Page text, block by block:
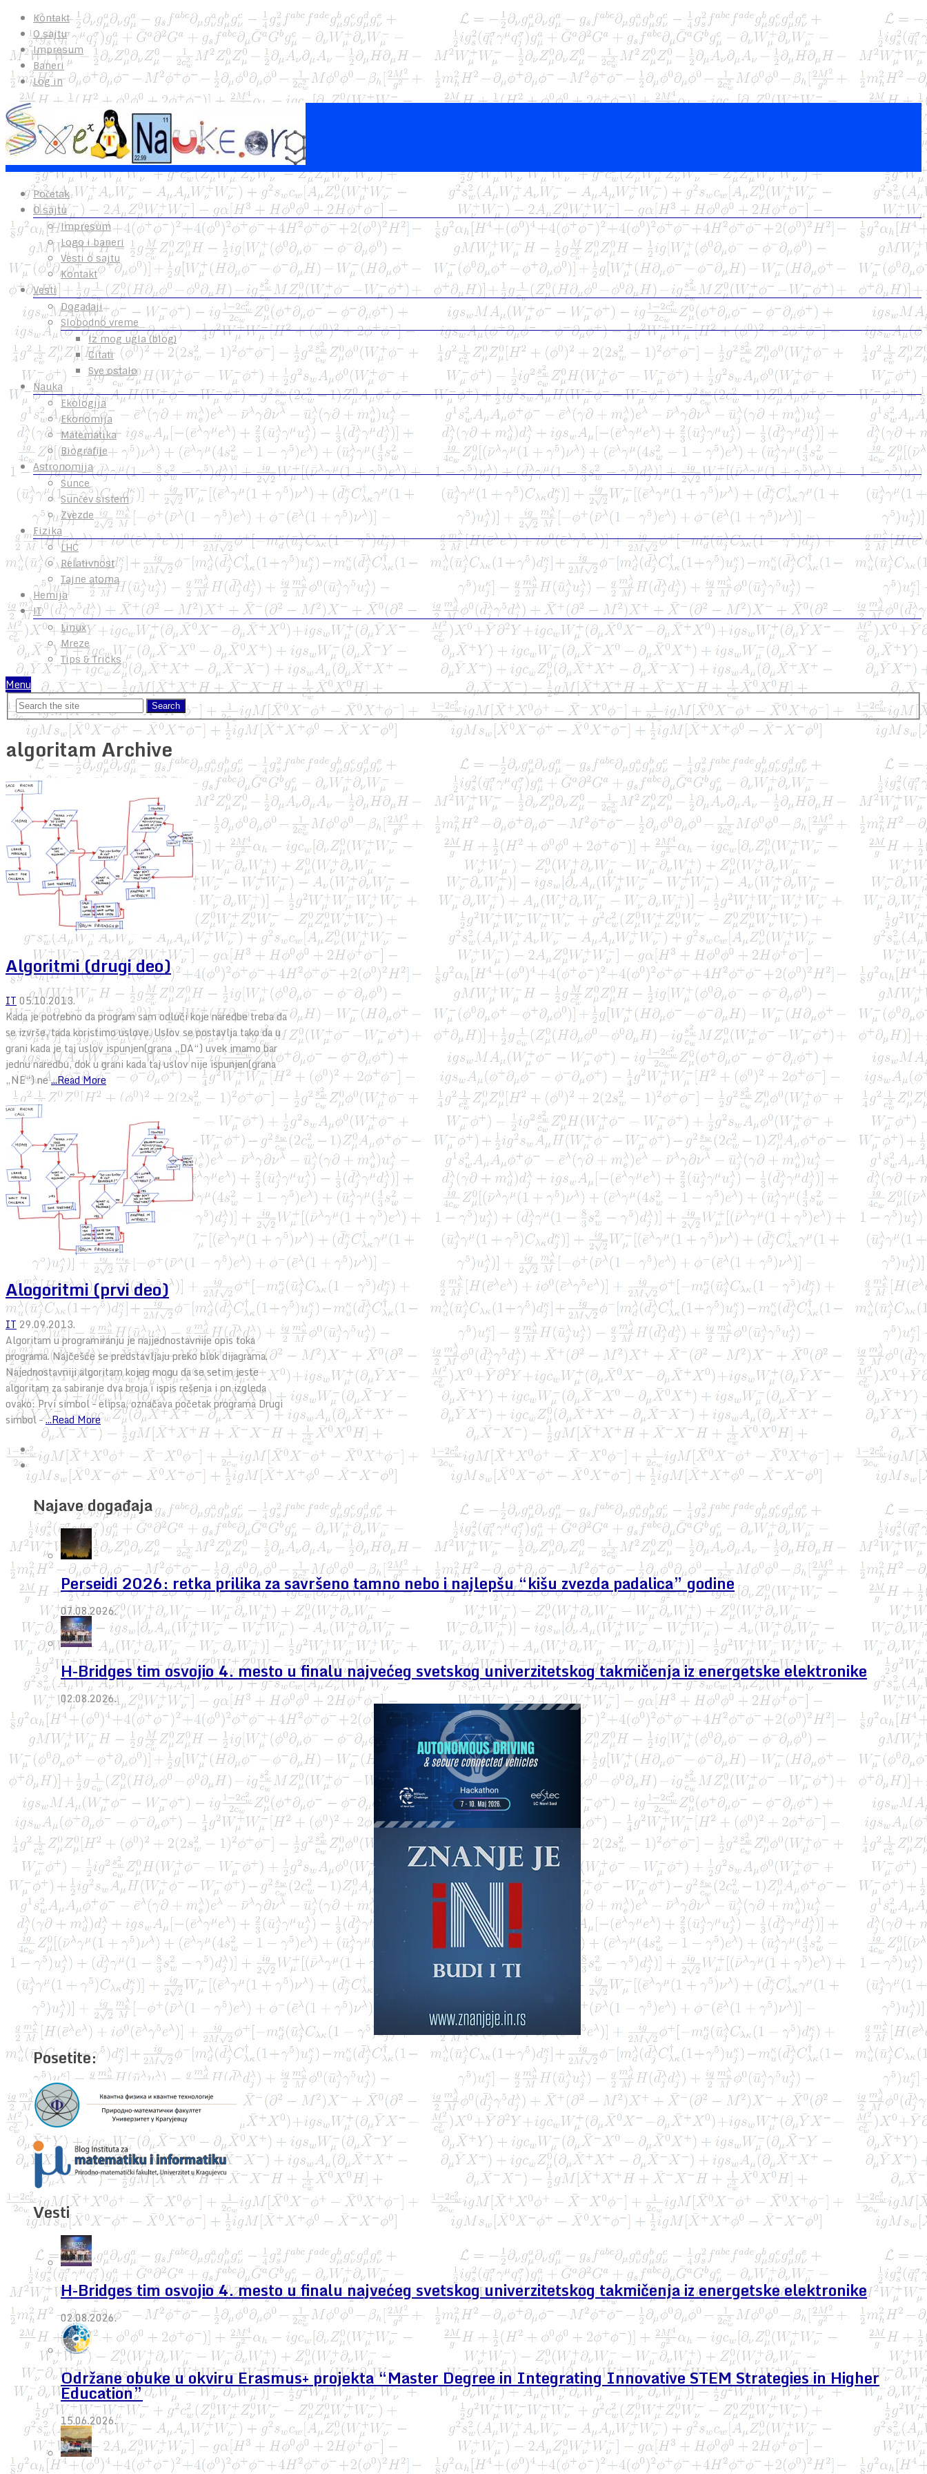
Kontakt
O sajtu
Impresum
Baneri
Log in
Početak
O sajtu
Impresum
Logo i baneri
Vesti o sajtu
Kontakt
Vesti
Događaji
Slobodno vreme
Iz mog ugla (blog)
Citati
Sve ostalo
Nauka
Ekologija
Ekonomija
Matematika
Biografije
Astronomija
Sunce
Sunčev sistem
Zvezde
Fizika
LHC
Relativnost
Tajne atoma
Hemija
IT
Linux
Mreze
Tips & Tricks
Menu
algoritam Archive
Algoritmi (drugi deo)
IT 05.10.2013.
Kada je potrebno da program sam odluči koje naredbe treba da
se izvrše, tada koristimo uslove. Uslov se postavlja tako da u
grani kada je taj uslov ispunjen(grana „DA“) uvek imamo bar
jednu naredbu, dok u grani kada taj uslov nije ispunjen(grana
„NE“) ne...Read More
Alogoritmi (prvi deo)
IT 29.09.2013.
Algoritam u programiranju je najjednostavnije opis toka
programa. Najčešće se predstavljaju preko blok dijagrama.
Najednostavniji algoritam kojeg mogu da se setim jeste
algoritam za sabiranje dva broja i ispis rešenja i on izgleda
ovako: Prvi simbol – elipsa, označava početak programa Drugi
simbol –...Read More
Najave događaja
Perseidi 2026: retka prilika za savršeno tamno nebo i najlepšu “kišu zvezda padalica” godine
07.08.2026.
H-Bridges tim osvojio 4. mesto u finalu najvećeg svetskog univerzitetskog takmičenja iz energetske elektronike
02.08.2026.
Posetite:
Vesti
H-Bridges tim osvojio 4. mesto u finalu najvećeg svetskog univerzitetskog takmičenja iz energetske elektronike
02.08.2026.
Održane obuke u okviru Erasmus+ projekta “Master Degree in Integrating Innovative STEM Strategies in Higher
Education”
15.06.2026.